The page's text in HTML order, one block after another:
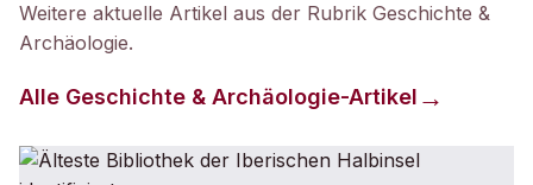
Weitere aktuelle Artikel aus der Rubrik Geschichte &
Archäologie.
Alle Geschichte & Archäologie-Artikel